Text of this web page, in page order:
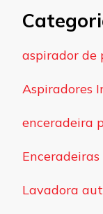
aspirador de
Aspiradores
enceradeira
Lavadora